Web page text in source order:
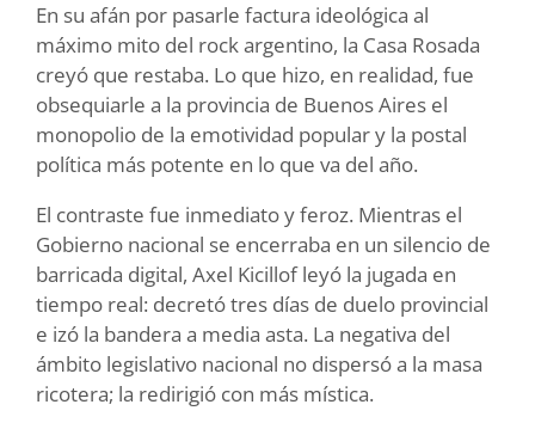
En su afán por pasarle factura ideológica al
máximo mito del rock argentino, la Casa Rosada
creyó que restaba. Lo que hizo, en realidad, fue
obsequiarle a la provincia de Buenos Aires el
monopolio de la emotividad popular y la postal
política más potente en lo que va del año.
El contraste fue inmediato y feroz. Mientras el
Gobierno nacional se encerraba en un silencio de
barricada digital, Axel Kicillof leyó la jugada en
tiempo real: decretó tres días de duelo provincial
e izó la bandera a media asta. La negativa del
ámbito legislativo nacional no dispersó a la masa
ricotera; la redirigió con más mística.